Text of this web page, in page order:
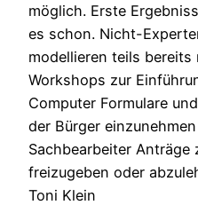
möglich. Erste
es schon. Nicht-
modellieren teils bereits
Workshops zur
Computer Formulare
der Bürger
Sachbearbeiter Anträge
freizugeben oder
Toni Klein